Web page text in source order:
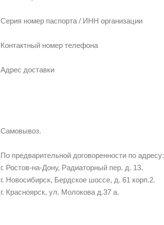
Серия номер паспорта / ИНН организации
Контактный номер телефона
Адрес доставки
Самовывоз.
По предварительной договоренности по адресу:
г. Ростов-на-Дону, Радиаторный пер. д. 13.
г. Новосибирск, Бердское шоссе, д. 61 корп.2.
г. Красноярск, ул. Молокова д.37 а.